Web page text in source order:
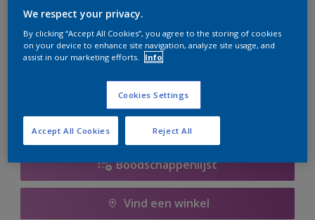
Op dit moment is het niet mogelijk dit product online
te bestellen. Houd de website in de gaten, we werken
Boodschappenlijst
Vind een winkel
We respect your privacy.
By clicking “Accept All Cookies”, you agree to the storing of cookies
on your device to enhance site navigation, analyze site usage, and
assist in our marketing efforts.
Info
Cookies Settings
Reject All
Accept All Cookies